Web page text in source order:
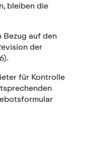
bleiben die
auf den
der
für Kontrolle